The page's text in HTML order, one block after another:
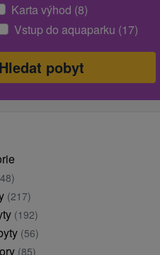
Karta výhod (8)
Vstup do aquaparku (17)
(217)
(192)
(56)
(85)